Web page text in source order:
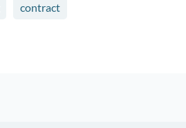
contract